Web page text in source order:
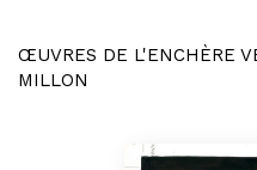
ŒUVRES DE L'ENCHÈRE
MILLON